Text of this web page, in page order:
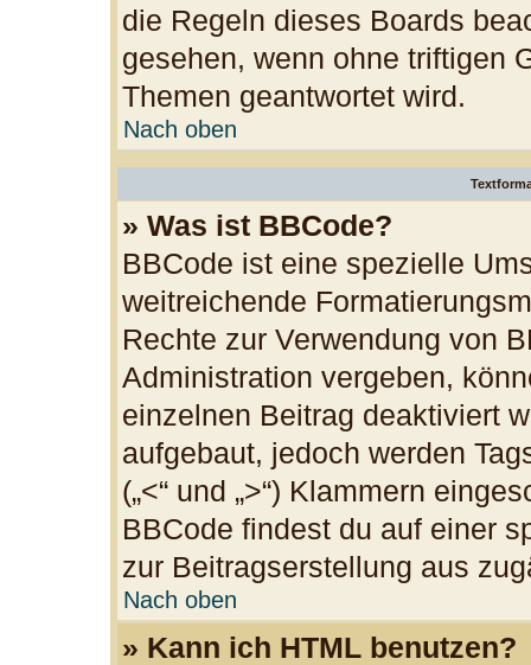
die Regeln dieses Boards
gesehen, wenn ohne triftigen
Themen geantwortet wird.
Nach oben
» Was ist BBCode?
BBCode ist eine spezielle
weitreichende
Rechte zur Verwendung von
Administration vergeben,
einzelnen Beitrag deaktiviert
aufgebaut, jedoch werden
(„<“ und „>“) Klammern
BBCode findest du auf einer
zur Beitragserstellung aus
Nach oben
» Kann ich HTML benutzen?